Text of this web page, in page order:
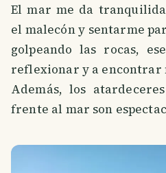
El mar me da
el malecón y sentarme
golpeando las rocas,
reflexionar y a encontrar
Además, los
frente al mar son